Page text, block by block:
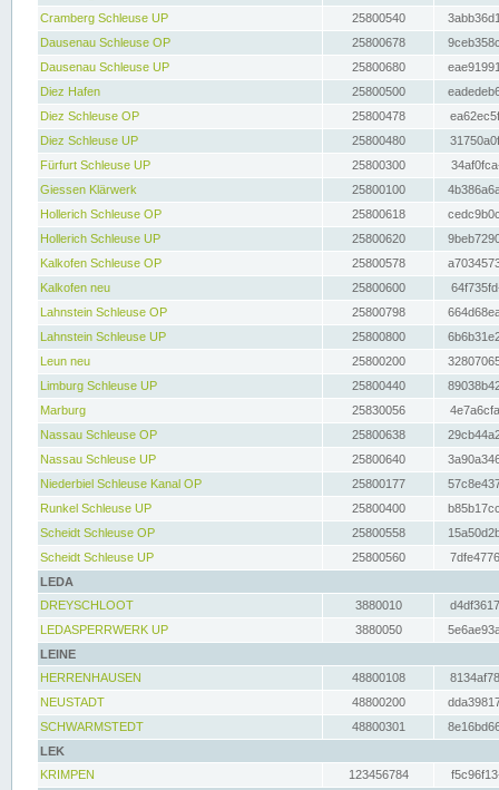
Cramberg Schleuse UP
25800540
Dausenau Schleuse OP
25800678
Dausenau Schleuse UP
25800680
Diez Hafen
25800500
Diez Schleuse OP
25800478
Diez Schleuse UP
25800480
Fürfurt Schleuse UP
25800300
Giessen Klärwerk
25800100
Hollerich Schleuse OP
25800618
Hollerich Schleuse UP
25800620
Kalkofen Schleuse OP
25800578
Kalkofen neu
25800600
Lahnstein Schleuse OP
25800798
Lahnstein Schleuse UP
25800800
Leun neu
25800200
Limburg Schleuse UP
25800440
Marburg
25830056
Nassau Schleuse OP
25800638
Nassau Schleuse UP
25800640
Niederbiel Schleuse Kanal OP
25800177
Runkel Schleuse UP
25800400
Scheidt Schleuse OP
25800558
Scheidt Schleuse UP
25800560
LEDA
DREYSCHLOOT
3880010
LEDASPERRWERK UP
3880050
LEINE
HERRENHAUSEN
48800108
NEUSTADT
48800200
SCHWARMSTEDT
48800301
LEK
KRIMPEN
123456784